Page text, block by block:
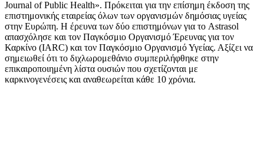
Journal of Public Health». Πρόκειται για την επίσημη έκδοση της
επιστημονικής εταιρείας όλων των οργανισμών δημόσιας υγείας
στην Ευρώπη. Η έρευνα των δύο επιστημόνων για το Astrasol
απασχόλησε και τον Παγκόσμιο Οργανισμό Έρευνας για τον
Καρκίνο (IARC) και τον Παγκόσμιο Οργανισμό Υγείας. Αξίζει να
σημειωθεί ότι το διχλωρομεθάνιο συμπεριλήφθηκε στην
επικαιροποιημένη λίστα ουσιών που σχετίζονται με
καρκινογενέσεις και αναθεωρείται κάθε 10 χρόνια.